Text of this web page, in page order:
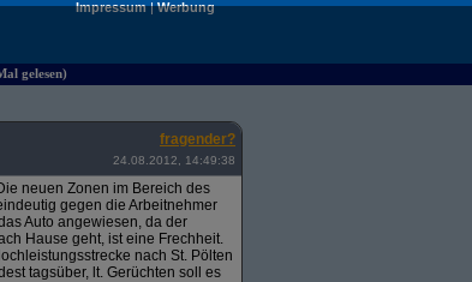
Impressum|Werbung
gelesen)
fragender?
24.08.2012, 14:49:38
neuen Zonen im Bereich des
gegen die Arbeitnehmer
Auto angewiesen, da der
Hause geht, ist eine Frechheit.
nach St. Pölten
tagsüber, lt. Gerüchten soll es